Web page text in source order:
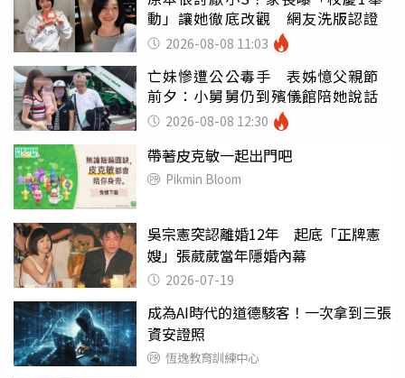
動」讓她徹底改觀 網友洗版認證
2026-08-08 11:03
亡妹慘遭公公毒手 表姊憶父親節
前夕：小舅舅仍到殯儀館陪她說話
2026-08-08 12:30
帶著皮克敏一起出門吧
Pikmin Bloom
吳宗憲突認離婚12年 起底「正牌憲
嫂」張葳葳當年隱婚內幕
2026-07-19
成為AI時代的道德駭客！一次拿到三張
資安證照
恆逸教育訓練中心